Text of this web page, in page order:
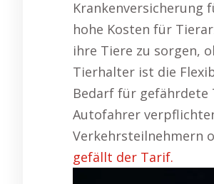
Krankenversicherung
hohe Kosten für
ihre Tiere zu sorgen,
Tierhalter ist die
Bedarf für gefährdete
Autofahrer
Verkehrsteilnehmern
gefällt der Tarif.